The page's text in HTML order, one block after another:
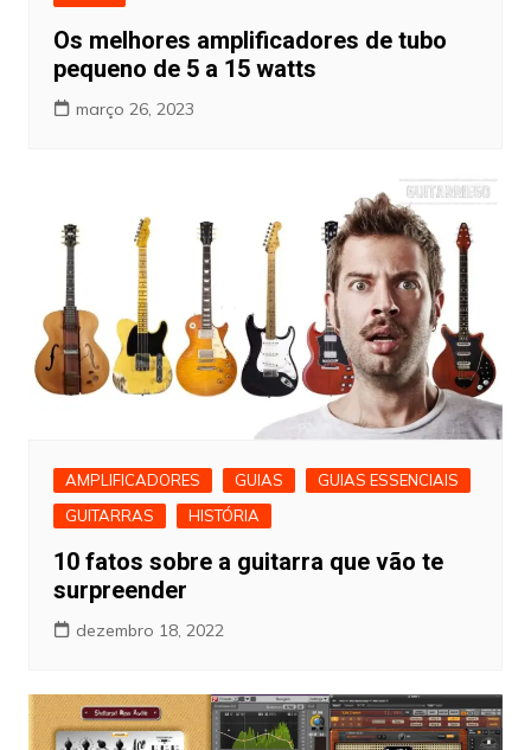
Os melhores amplificadores de tubo
pequeno de 5 a 15 watts
março 26, 2023
AMPLIFICADORES GUIAS
GUIAS ESSENCIAIS
GUITARRAS
HISTÓRIA
10 fatos sobre a guitarra que vão te
surpreender
dezembro 18, 2022